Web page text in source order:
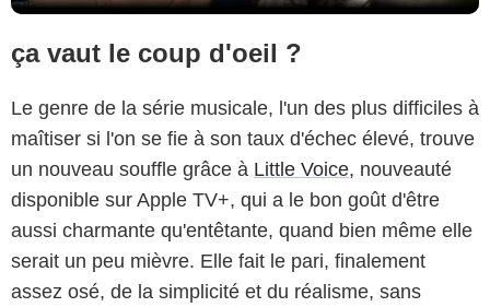
ça vaut le coup d'oeil ?
Le genre de la série musicale, l'un des plus difficiles à
maîtiser si l'on se fie à son taux d'échec élevé, trouve
un nouveau souffle grâce à Little Voice, nouveauté
disponible sur Apple TV+, qui a le bon goût d'être
aussi charmante qu'entêtante, quand bien même elle
serait un peu mièvre. Elle fait le pari, finalement
assez osé, de la simplicité et du réalisme, sans